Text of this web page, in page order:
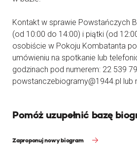
Kontakt w sprawie Powstańczych
(od 10:00 do 14:00) i piątki (od
osobiście w Pokoju Kombatanta
umówieniu na spotkanie lub
godzinach pod numerem: 22 539
powstanczebiogramy@1944.pl lub
Pomóż uzupełnić bazę
Zaproponuj nowy biogram